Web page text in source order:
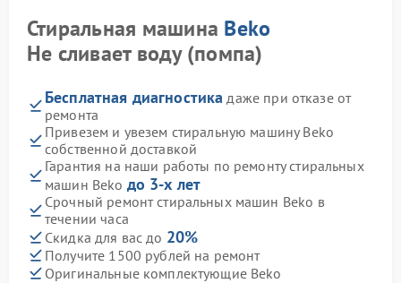
Стиральная машина Beko
Не сливает воду (помпа)
Бесплатная диагностика даже при отказе от
ремонта
Привезем и увезем стиральную машину Beko
собственной доставкой
Гарантия на наши работы по ремонту стиральных
машин Beko до 3-х лет
Срочный ремонт стиральных машин Beko в
течении часа
Скидка для вас до 20%
Получите 1500 рублей на ремонт
Оригинальные комплектующие Beko